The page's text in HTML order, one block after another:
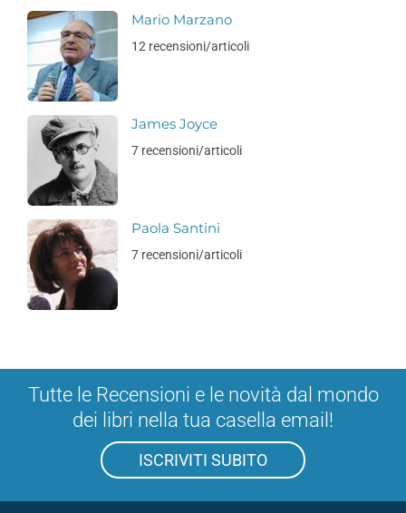
Mario Marzano
12 recensioni/articoli
James Joyce
7 recensioni/articoli
Paola Santini
7 recensioni/articoli
Tutte le Recensioni e le novità dal mondo
dei libri nella tua casella email!
ISCRIVITI SUBITO